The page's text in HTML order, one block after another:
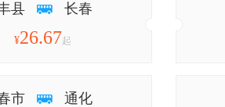
县 长春
¥26.67起
市 通化